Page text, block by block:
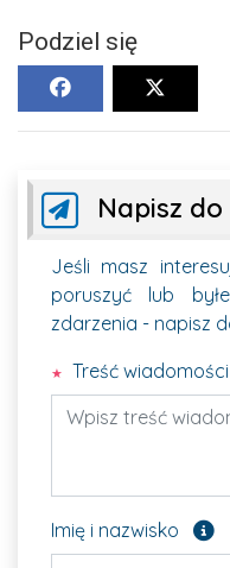
Podziel się
Napisz do
Jeśli masz
poruszyć lub
zdarzenia - napisz
Treść wiadomości
Imię i nazwisko